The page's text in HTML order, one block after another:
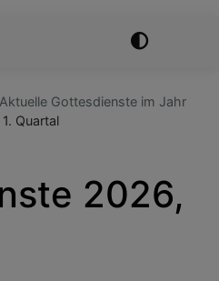
Aktuelle Gottesdienste im Jahr
Quartal
2026,